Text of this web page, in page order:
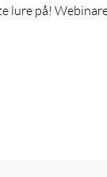
lure på!